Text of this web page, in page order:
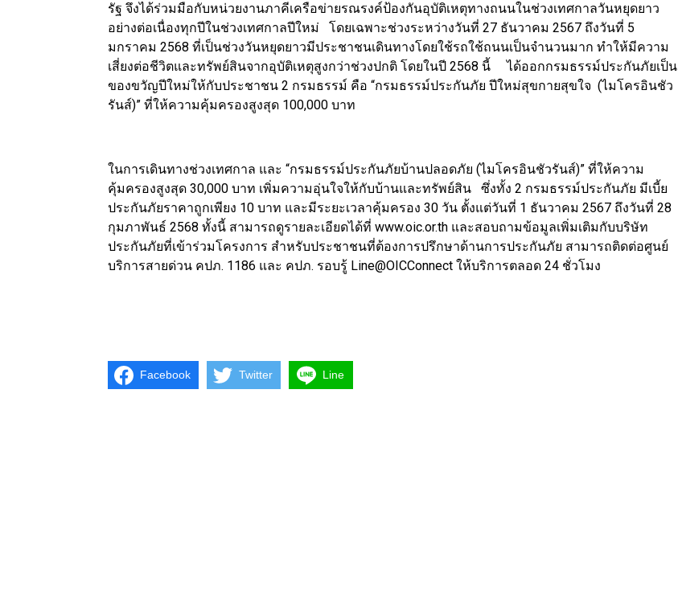
รัฐ จึงได้ร่วมมือกับหน่วยงานภาคีเครือข่ายรณรงค์ป้องกันอุบัติเหตุทางถนนในช่วงเทศกาลวันหยุดยาว
อย่างต่อเนื่องทุกปีในช่วงเทศกาลปีใหม่ โดยเฉพาะช่วงระหว่างวันที่ 27 ธันวาคม 2567 ถึงวันที่ 5
มกราคม 2568 ที่เป็นช่วงวันหยุดยาวมีประชาชนเดินทางโดยใช้รถใช้ถนนเป็นจำนวนมาก ทำให้มีความ
เสี่ยงต่อชีวิตและทรัพย์สินจากอุบัติเหตุสูงกว่าช่วงปกติ โดยในปี 2568 นี้ ได้ออกกรมธรรม์ประกันภัยเป็น
ของขวัญปีใหม่ให้กับประชาชน 2 กรมธรรม์ คือ “กรมธรรม์ประกันภัย ปีใหม่สุขกายสุขใจ (ไมโครอินชัว
รันส์)” ที่ให้ความคุ้มครองสูงสุด 100,000 บาท
ในการเดินทางช่วงเทศกาล และ “กรมธรรม์ประกันภัยบ้านปลอดภัย (ไมโครอินชัวรันส์)” ที่ให้ความ
คุ้มครองสูงสุด 30,000 บาท เพิ่มความอุ่นใจให้กับบ้านและทรัพย์สิน ซึ่งทั้ง 2 กรมธรรม์ประกันภัย มีเบี้ย
ประกันภัยราคาถูกเพียง 10 บาท และมีระยะเวลาคุ้มครอง 30 วัน ตั้งแต่วันที่ 1 ธันวาคม 2567 ถึงวันที่ 28
กุมภาพันธ์ 2568 ทั้งนี้ สามารถดูรายละเอียดได้ที่ www.oic.or.th และสอบถามข้อมูลเพิ่มเติมกับบริษัท
ประกันภัยที่เข้าร่วมโครงการ สำหรับประชาชนที่ต้องการปรึกษาด้านการประกันภัย สามารถติดต่อศูนย์
บริการสายด่วน คปภ. 1186 และ คปภ. รอบรู้ Line@OICConnect ให้บริการตลอด 24 ชั่วโมง
Facebook Twitter Line